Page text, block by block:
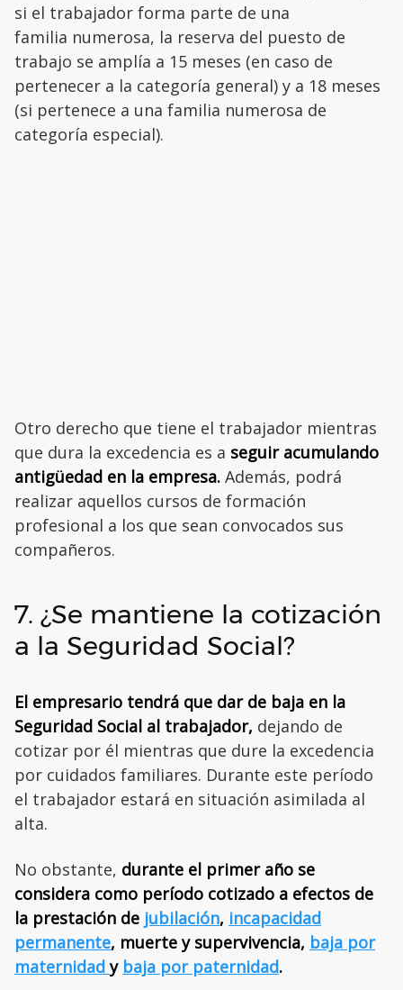
si el trabajador forma parte de una
familia numerosa, la reserva del puesto de
trabajo se amplía a 15 meses (en caso de
pertenecer a la categoría general) y a 18 meses
(si pertenece a una familia numerosa de
categoría especial).
Otro derecho que tiene el trabajador mientras
que dura la excedencia es a seguir acumulando
antigüedad en la empresa. Además, podrá
realizar aquellos cursos de formación
profesional a los que sean convocados sus
compañeros.
7. ¿Se mantiene la cotización
a la Seguridad Social?
El empresario tendrá que dar de baja en la
Seguridad Social al trabajador, dejando de
cotizar por él mientras que dure la excedencia
por cuidados familiares. Durante este período
el trabajador estará en situación asimilada al
alta.
No obstante, durante el primer año se
considera como período cotizado a efectos de
la prestación de jubilación, incapacidad
permanente, muerte y supervivencia, baja por
maternidady baja por paternidad.